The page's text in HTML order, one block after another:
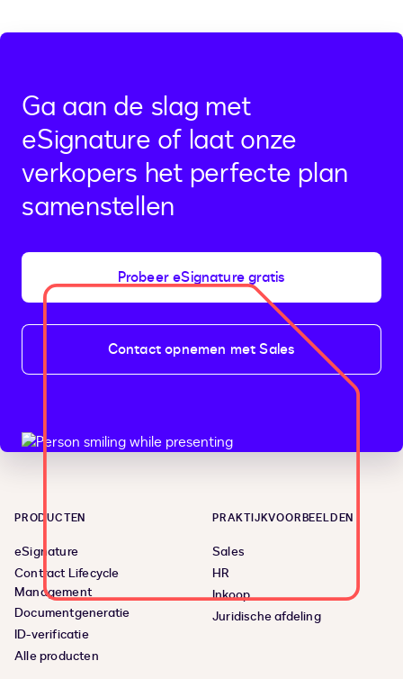
Ga aan de slag met
eSignature of laat onze
verkopers het perfecte plan
samenstellen
Probeer eSignature gratis
Contact opnemen met Sales
PRODUCTEN
eSignature
Contract Lifecycle
Management
Documentgeneratie
ID-verificatie
Alle producten
PRAKTIJKVOORBEELDEN
Sales
HR
Inkoop
Juridische afdeling